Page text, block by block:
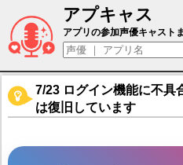
アプキャス
ウンベール（声優
アプリの参加声優キャスト
7/23 ログイン機能に不具
は復旧しています